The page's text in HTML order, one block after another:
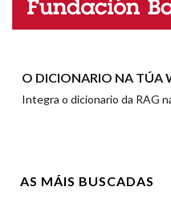
O DICIONARIO NA TÚA
Integra o dicionario da RAG
AS MÁIS BUSCADAS